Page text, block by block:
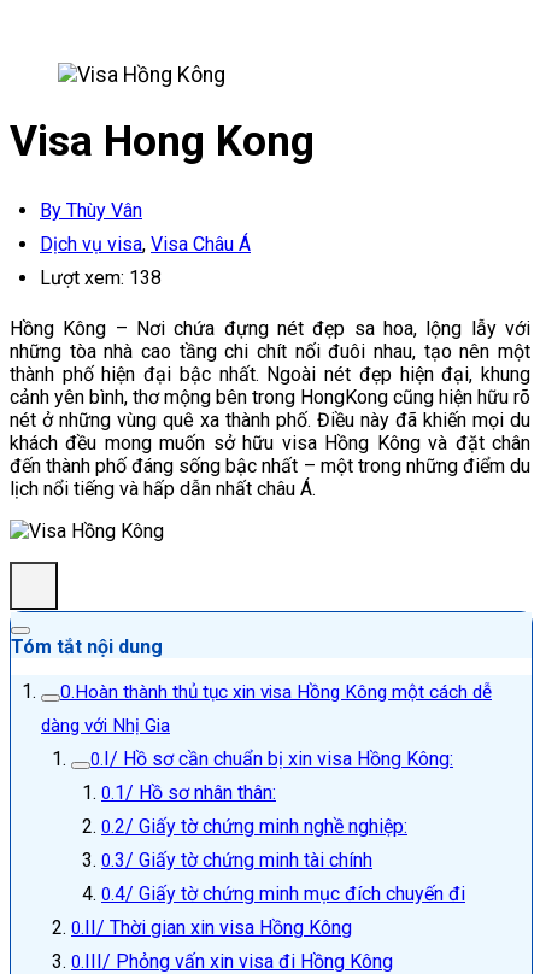
Visa Hong Kong
By Thùy Vân
Dịch vụ visa, Visa Châu Á
Lượt xem: 138
Hồng Kông – Nơi chứa đựng nét đẹp sa hoa, lộng lẫy với
những tòa nhà cao tầng chi chít nối đuôi nhau, tạo nên một
thành phố hiện đại bậc nhất. Ngoài nét đẹp hiện đại, khung
cảnh yên bình, thơ mộng bên trong HongKong cũng hiện hữu rõ
nét ở những vùng quê xa thành phố. Điều này đã khiến mọi du
khách đều mong muốn sở hữu visa Hồng Kông và đặt chân
đến thành phố đáng sống bậc nhất – một trong những điểm du
lịch nổi tiếng và hấp dẫn nhất châu Á.
Tóm tắt nội dung
Hoàn thành thủ tục xin visa Hồng Kông một cách dễ
dàng với Nhị Gia
I/ Hồ sơ cần chuẩn bị xin visa Hồng Kông:
1/ Hồ sơ nhân thân:
2/ Giấy tờ chứng minh nghề nghiệp:
3/ Giấy tờ chứng minh tài chính
4/ Giấy tờ chứng minh mục đích chuyến đi
II/ Thời gian xin visa Hồng Kông
III/ Phỏng vấn xin visa đi Hồng Kông